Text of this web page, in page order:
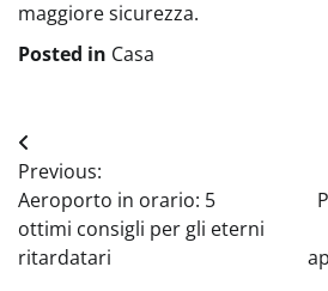
maggiore sicurezza.
Posted in Casa
Navigazione
articoli
Previous:
Aeroporto in orario: 5
ottimi consigli per gli eterni
ritardatari